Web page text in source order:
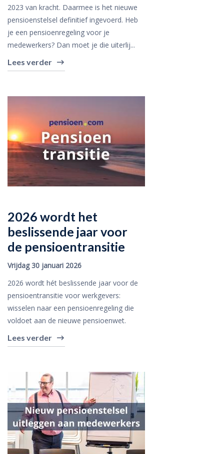
2023 van kracht. Daarmee is het nieuwe
pensioenstelsel definitief ingevoerd. Heb
je een pensioenregeling voor je
medewerkers? Dan moet je die uiterlij...
Lees verder
2026 wordt het
beslissende jaar voor
de pensioentransitie
Vrijdag 30 januari 2026
2026 wordt hét beslissende jaar voor de
pensioentransitie voor werkgevers:
wisselen naar een pensioenregeling die
voldoet aan de nieuwe pensioenwet.
Lees verder